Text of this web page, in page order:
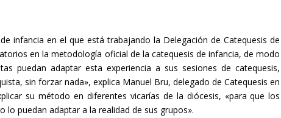
infancia en el que está trabajando la Delegación de Catequesis de
en la metodología oficial de la catequesis de infancia, de modo
puedan adaptar esta experiencia a sus sesiones de catequesis,
sin forzar nada», explica Manuel Bru, delegado de Catequesis en
su método en diferentes vicarías de la diócesis, «para que los
lo puedan adaptar a la realidad de sus grupos».